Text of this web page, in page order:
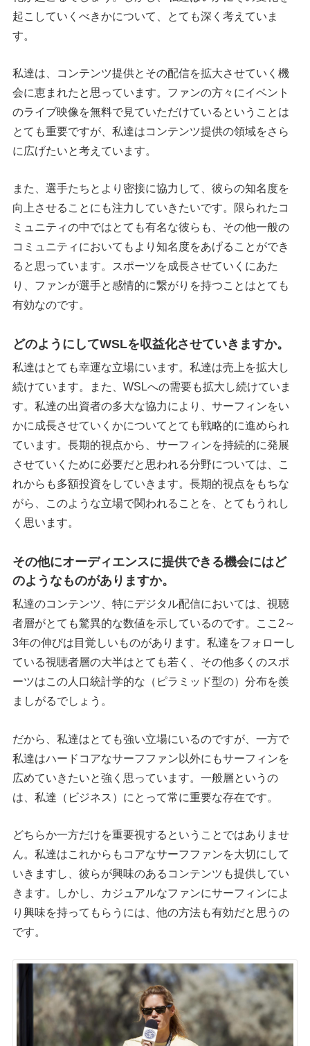
起こしていくべきかについて、とても深く考えていま
す。
私達は、コンテンツ提供とその配信を拡大させていく機
会に恵まれたと思っています。ファンの方々にイベント
のライブ映像を無料で見ていただけているということは
とても重要ですが、私達はコンテンツ提供の領域をさら
に広げたいと考えています。
また、選手たちとより密接に協力して、彼らの知名度を
向上させることにも注力していきたいです。限られたコ
ミュニティの中ではとても有名な彼らも、その他一般の
コミュニティにおいてもより知名度をあげることができ
ると思っています。スポーツを成長させていくにあた
り、ファンが選手と感情的に繋がりを持つことはとても
有効なのです。
どのようにしてWSLを収益化させていきますか。
私達はとても幸運な立場にいます。私達は売上を拡大し
続けています。また、WSLへの需要も拡大し続けていま
す。私達の出資者の多大な協力により、サーフィンをい
かに成長させていくかについてとても戦略的に進められ
ています。長期的視点から、サーフィンを持続的に発展
させていくために必要だと思われる分野については、こ
れからも多額投資をしていきます。長期的視点をもちな
がら、このような立場で関われることを、とてもうれし
く思います。
その他にオーディエンスに提供できる機会にはど
のようなものがありますか。
私達のコンテンツ、特にデジタル配信においては、視聴
者層がとても驚異的な数値を示しているのです。ここ2～
3年の伸びは目覚しいものがあります。私達をフォローし
ている視聴者層の大半はとても若く、その他多くのスポ
ーツはこの人口統計学的な（ピラミッド型の）分布を羨
ましがるでしょう。
だから、私達はとても強い立場にいるのですが、一方で
私達はハードコアなサーフファン以外にもサーフィンを
広めていきたいと強く思っています。一般層というの
は、私達（ビジネス）にとって常に重要な存在です。
どちらか一方だけを重要視するということではありませ
ん。私達はこれからもコアなサーフファンを大切にして
いきますし、彼らが興味のあるコンテンツも提供してい
きます。しかし、カジュアルなファンにサーフィンによ
り興味を持ってもらうには、他の方法も有効だと思うの
です。